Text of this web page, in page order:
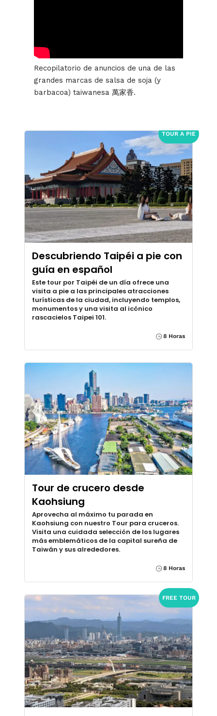
Recopilatorio de anuncios de una de las
grandes marcas de salsa de soja (y
barbacoa) taiwanesa 萬家香.
TOUR A PIE
Descubriendo Taipéi a pie con
guía en español
Este tour por Taipéi de un día ofrece una
visita a pie a las principales atracciones
turísticas de la ciudad, incluyendo templos,
monumentos y una visita al icónico
rascacielos Taipei 101.
8 Horas
Tour de crucero desde
Kaohsiung
Aprovecha al máximo tu parada en
Kaohsiung con nuestro Tour para cruceros.
Visita una cuidada selección de los lugares
más emblemáticos de la capital sureña de
Taiwán y sus alrededores.
8 Horas
FREE TOUR